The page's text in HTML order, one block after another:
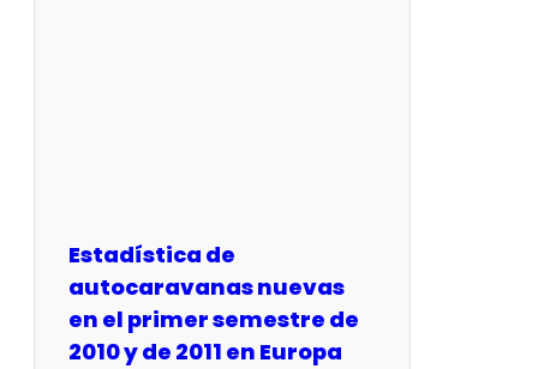
Estadística de
autocaravanas nuevas
en el primer semestre de
2010 y de 2011 en Europa